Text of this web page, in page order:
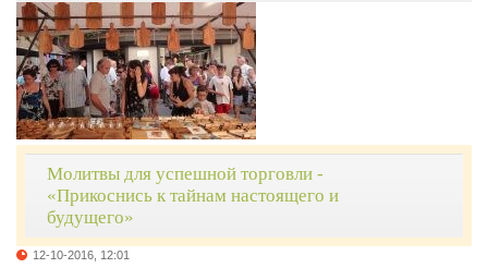
Молитвы для успешной торговли -
«Прикоснись к тайнам настоящего и
будущего»
12-10-2016, 12:01